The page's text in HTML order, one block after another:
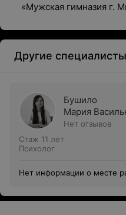
«Мужская гимназия г.
Другие специалисты
Бушило
Мария
Нет отзывов
Стаж 11 лет
Психолог
Нет информации о месте